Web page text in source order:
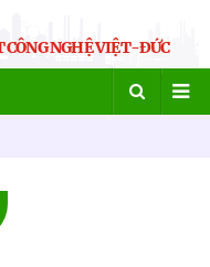
CÔNG NGHỆ VIỆT-ĐỨC